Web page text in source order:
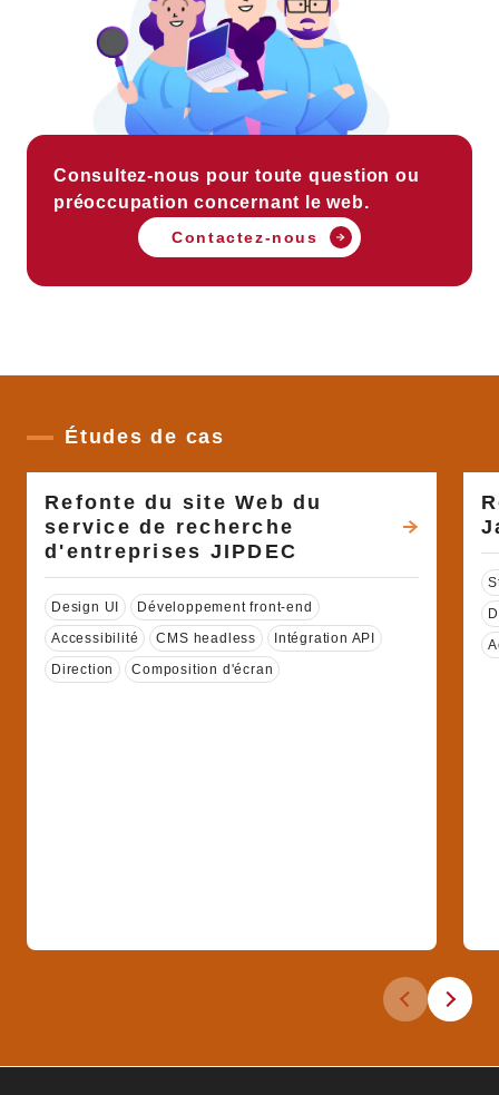
Consultez-nous pour toute question ou
préoccupation concernant le web.
Contactez-nous
Études de cas
Refonte du site Web du
service de recherche
d'entreprises JIPDEC
Étiquette
Design UI
Développement front-end
Accessibilité
CMS headless
Intégration API
Direction
Composition d'écran
Diapositive